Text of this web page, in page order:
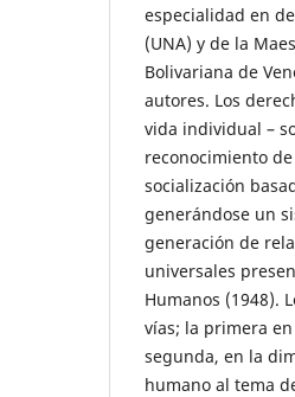
especialidad en
(UNA) y de la
Bolivariana de
autores. Los
vida individual –
reconocimiento
socialización
generándose un
generación de
universales
Humanos (1948).
vías; la primera
segunda, en la
humano al tema